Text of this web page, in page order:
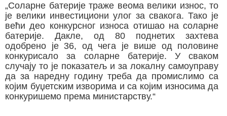
„Соларне батерије траже веома велики износ, то
је велики инвестициони улог за свакога. Тако је
већи део конкурсног износа отишао на соларне
батерије. Дакле, од 80 поднетих захтева
одобрено је 36, од чега је више од половине
конкурисало за соларне батерије. У сваком
случају то је показатељ и за локалну самоуправу
да за наредну годину треба да промислимо са
којим буџетским изворима и са којим износима да
конкуришемо према министарству.“